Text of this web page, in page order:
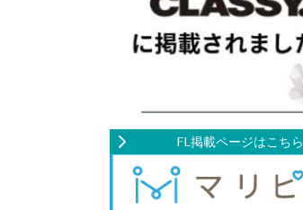
FL掲載ページはこちら